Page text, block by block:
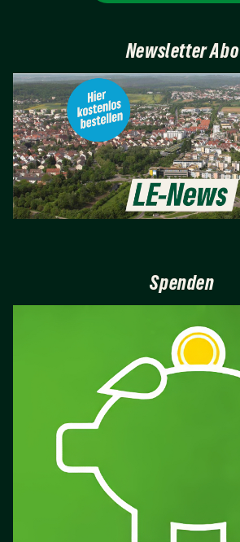
Newsletter Abo
Spenden